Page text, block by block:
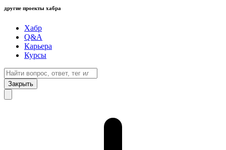
другие проекты хабра
Хабр
Q&A
Карьера
Курсы
Закрыть